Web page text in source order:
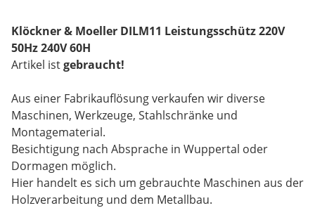
Klöckner & Moeller DILM11 Leistungsschütz 220V
50Hz 240V 60H
Artikel istgebraucht!
Aus einer Fabrikauflösung verkaufen wir diverse
Maschinen, Werkzeuge, Stahlschränke und
Montagematerial.
Besichtigung nach Absprache in Wuppertal oder
Dormagen möglich.
Hier handelt es sich um gebrauchte Maschinen aus der
Holzverarbeitung und dem Metallbau.